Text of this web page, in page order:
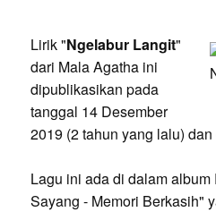
Lirik "Ngelabur Langit"
dari Mala Agatha ini
dipublikasikan pada
tanggal 14 Desember
2019 (2 tahun yang lalu)
Lagu ini ada di dalam
Sayang - Memori Berkasih"